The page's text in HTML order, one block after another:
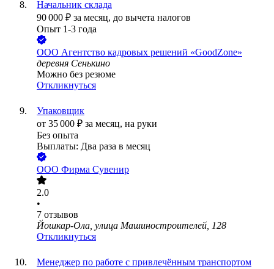
Начальник склада
90 000 ₽ за месяц, до вычета налогов
Опыт 1-3 года
ООО Агентство кадровых решений «GoodZone»
деревня Сенькино
Можно без резюме
Откликнуться
Упаковщик
от 35 000 ₽ за месяц, на руки
Без опыта
Выплаты: Два раза в месяц
ООО Фирма Сувенир
2.0
•
7 отзывов
Йошкар-Ола, улица Машиностроителей, 128
Откликнуться
Менеджер по работе с привлечённым транспортом